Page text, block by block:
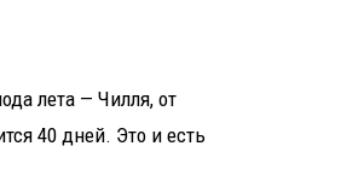
лета — Чилля, от
40 дней. Это и есть